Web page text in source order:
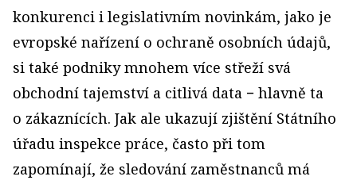
konkurenci i legislativním novinkám, jako je
evropské nařízení o ochraně osobních údajů,
si také podniky mnohem více střeží svá
obchodní tajemství a citlivá data − hlavně ta
o zákaznících. Jak ale ukazují zjištění Státního
úřadu inspekce práce, často při tom
zapomínají, že sledování zaměstnanců má